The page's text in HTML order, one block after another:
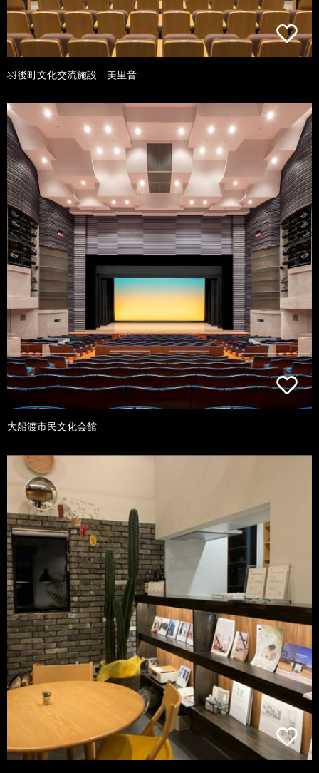
羽後町文化交流施設 美里音
大船渡市民文化会館